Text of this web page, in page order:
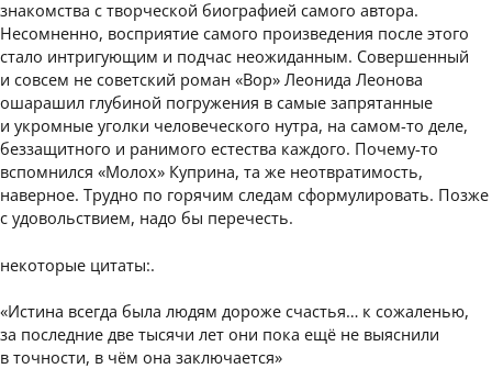
знакомства с творческой биографией самого автора.
Несомненно, восприятие самого произведения после этого
стало интригующим и подчас неожиданным. Совершенный
и совсем не советский роман «Вор» Леонида Леонова
ошарашил глубиной погружения в самые запрятанные
и укромные уголки человеческого нутра, на самом-то деле,
беззащитного и ранимого естества каждого. Почему-то
вспомнился «Молох» Куприна, та же неотвратимость,
наверное. Трудно по горячим следам сформулировать. Позже
с удовольствием, надо бы перечесть.
некоторые цитаты:.
«Истина всегда была людям дороже счастья… к сожаленью,
за последние две тысячи лет они пока ещё не выяснили
в точности, в чём она заключается»